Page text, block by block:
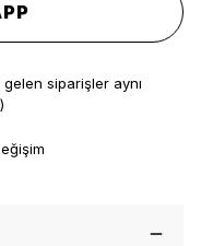
siparişler aynı